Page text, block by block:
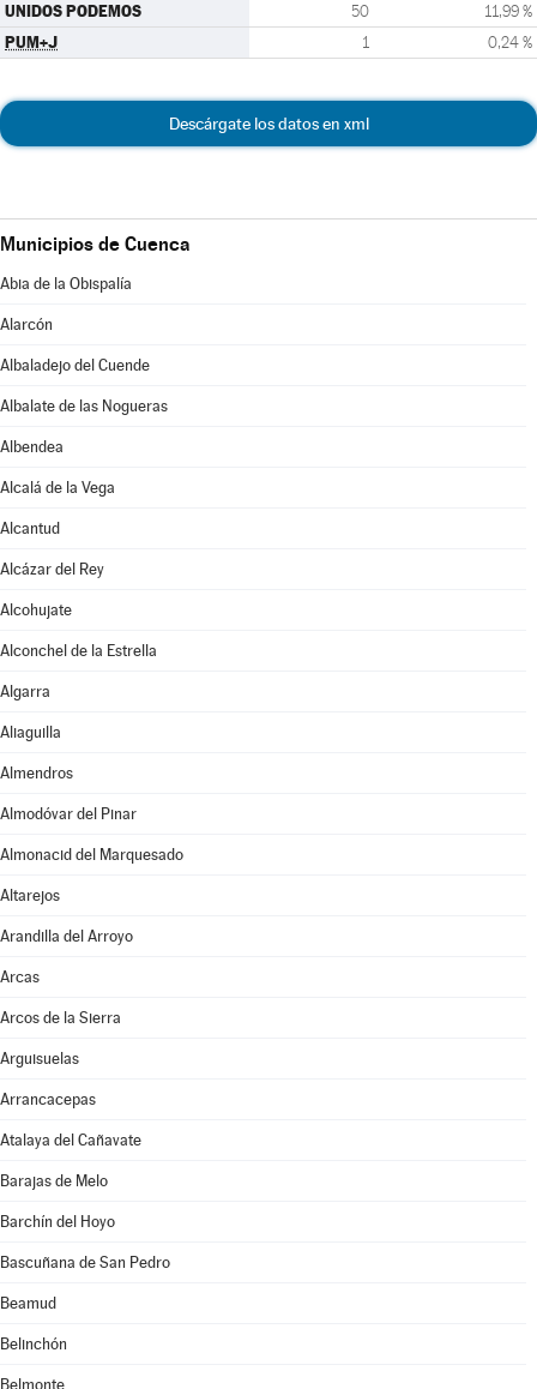
UNIDOS PODEMOS 50 11,99 %
PUM+J 1 0,24 %
Descárgate los datos en xml
Municipios de Cuenca
Abia de la Obispalía
Alarcón
Albaladejo del Cuende
Albalate de las Nogueras
Albendea
Alcalá de la Vega
Alcantud
Alcázar del Rey
Alcohujate
Alconchel de la Estrella
Algarra
Aliaguilla
Almendros
Almodóvar del Pinar
Almonacid del Marquesado
Altarejos
Arandilla del Arroyo
Arcas
Arcos de la Sierra
Arguisuelas
Arrancacepas
Atalaya del Cañavate
Barajas de Melo
Barchín del Hoyo
Bascuñana de San Pedro
Beamud
Belinchón
Belmonte